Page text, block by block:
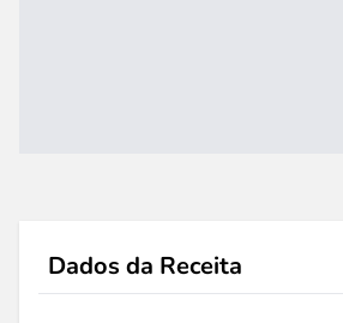
Dados da Receita